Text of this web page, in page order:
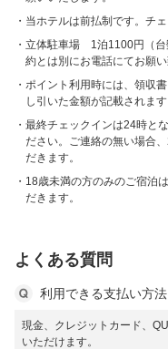
当ホテルは前払制です。チ
立体駐車場 1泊1100円（台
約とは別にお電話にてお願い
ポイント利用時には、領収
し引いた金額が記載されます
最終チェックインは24時と
ださい。ご連絡の無い場合
だきます。
18歳未満の方のみのご宿泊
だきます。
よくある質問
利用できる支払い方
現金、クレジットカード、
いただけます。